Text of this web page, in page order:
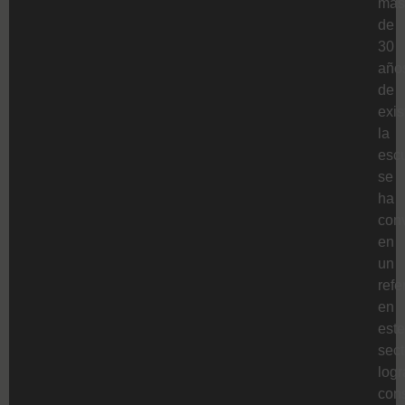
más
de
30
de
la
se
ha
en
un
en
este